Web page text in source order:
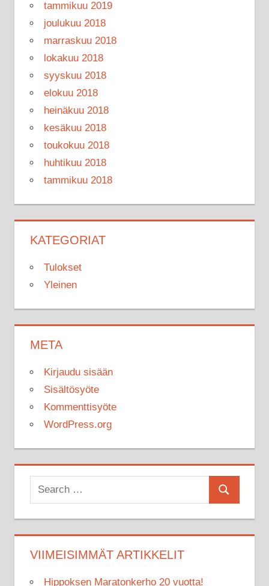
tammikuu 2019
joulukuu 2018
marraskuu 2018
lokakuu 2018
syyskuu 2018
elokuu 2018
heinäkuu 2018
kesäkuu 2018
toukokuu 2018
huhtikuu 2018
tammikuu 2018
KATEGORIAT
Tulokset
Yleinen
META
Kirjaudu sisään
Sisältösyöte
Kommenttisyöte
WordPress.org
Search
for:
Search
VIIMEISIMMÄT ARTIKKELIT
Hippoksen Maratonkerho 20 vuotta!